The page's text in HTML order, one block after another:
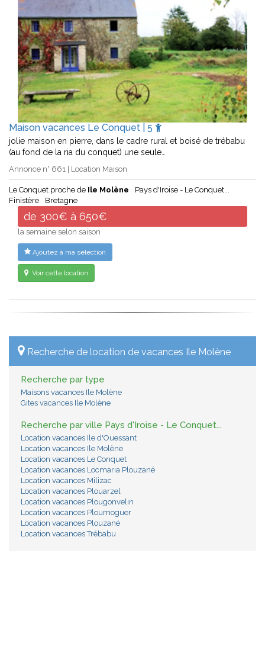
Maison vacances Le Conquet | 5
jolie maison en pierre, dans le cadre rural et boisé de trébabu
(au fond de la ria du conquet) une seule…
Annonce n° 661 | Location Maison
Le Conquet proche de Ile Molène
Pays d'Iroise - Le Conquet...
Finistère
Bretagne
de 300€ à 650€
la semaine selon saison
Ajoutez à ma sélection
Voir cette location
Recherche de location de vacances Ile Molène
Recherche par type
Maisons vacances Ile Molène
Gites vacances Ile Molène
Recherche par ville Pays d'Iroise - Le Conquet...
Location vacances Ile d'Ouessant
Location vacances Ile Molène
Location vacances Le Conquet
Location vacances Locmaria Plouzané
Location vacances Milizac
Location vacances Plouarzel
Location vacances Plougonvelin
Location vacances Ploumoguer
Location vacances Plouzané
Location vacances Trébabu